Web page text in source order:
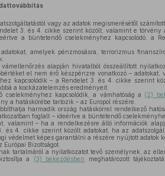
vagy az adatok megismerésétől
3. és 4. cikke szerint közölt, valamint e törvény
a büntetendő cselekményhez kapcsolódó, a
amelyek pénzmosásra, terrorizmus
alapján hivatalból összeállított
el nem érő készpénzre vonatkozó – adatokat,
kapcsolódik – a Rendelet 3. és 4. cikke szerint
a kockázatelemzés eredményeit.
kapcsolódik, a vámhatóság a (2)
a hatáskörébe tartozik – az Europol részére.
harmadik ország hatáskörrel rendelkező
foglalt – ideértve a büntetendő
valamint – ha a rendelkezésre álló információk
és 4. cikke szerint közölt adatokat, ha az
védelmet képes garantálni a részére nyújtott adatok
Bizottságot.
tartalmáról a nyilatkozatot tevő személynek, az
a
(3) bekezdésben
meghatározott